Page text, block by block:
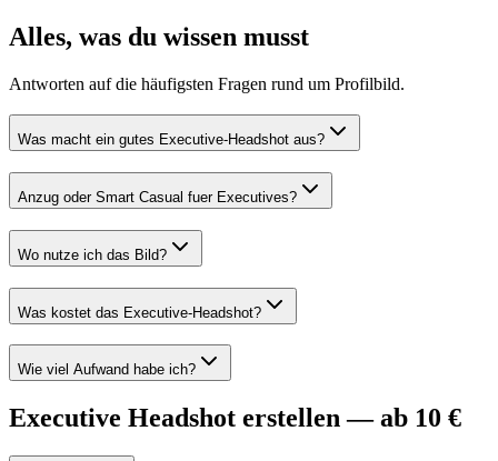
Alles, was du wissen musst
Antworten auf die häufigsten Fragen rund um Profilbild.
Was macht ein gutes Executive-Headshot aus?
Anzug oder Smart Casual fuer Executives?
Wo nutze ich das Bild?
Was kostet das Executive-Headshot?
Wie viel Aufwand habe ich?
Executive Headshot erstellen — ab 10 €